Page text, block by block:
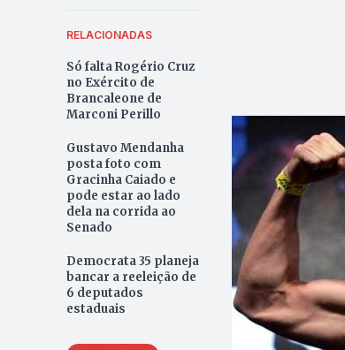
RELACIONADAS
Só falta Rogério Cruz
no Exército de
Brancaleone de
Marconi Perillo
Gustavo Mendanha
posta foto com
Gracinha Caiado e
pode estar ao lado
dela na corrida ao
Senado
Democrata 35 planeja
bancar a reeleição de
6 deputados
estaduais